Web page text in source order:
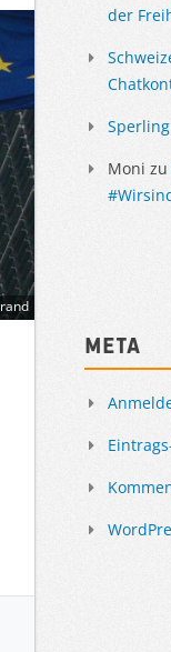
der
Sperling
Moni zu
Meta